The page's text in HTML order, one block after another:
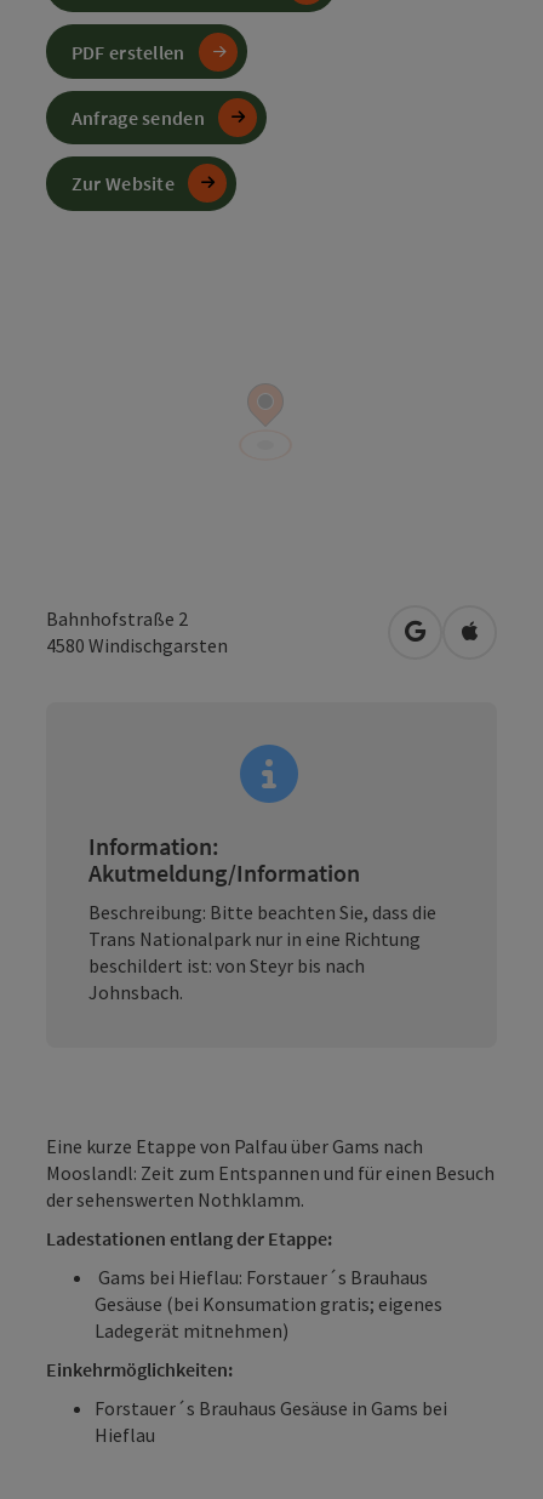
Bahnhofstraße 2
4580 Windischgarsten in Google
in
Information:
Akutmeldung/Information
Beschreibung: Bitte beachten Sie, dass die
Trans Nationalpark nur in eine Richtung
beschildert ist: von Steyr bis nach
Johnsbach.
Eine kurze Etappe von Palfau über Gams nach
Mooslandl: Zeit zum Entspannen und für einen Besuch
der sehenswerten Nothklamm.
Ladestationen entlang der Etappe:
Gams bei Hieflau: Forstauer´s Brauhaus
Gesäuse (bei Konsumation gratis; eigenes
Ladegerät mitnehmen)
Einkehrmöglichkeiten:
Forstauer´s Brauhaus Gesäuse in Gams bei
Hieflau
PDF erstellen
Anfrage senden
Zur Website